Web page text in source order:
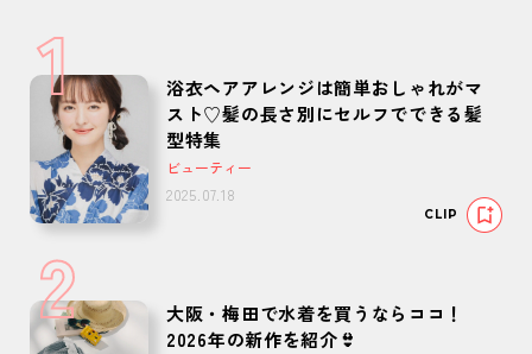
1
浴衣ヘアアレンジは簡単おしゃれがマ
スト♡髪の長さ別にセルフでできる髪
型特集
ビューティー
2025.07.18
CLIP
2
大阪・梅田で水着を買うならココ！
2026年の新作を紹介👙